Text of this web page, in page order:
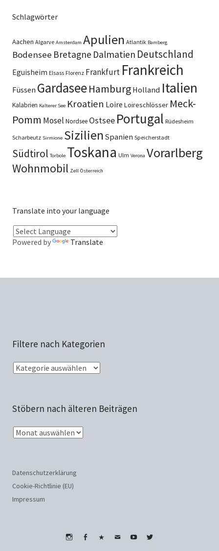
Schlagwörter
Aachen Algarve Amsterdam Apulien Atlantik Bamberg
Bodensee Bretagne Dalmatien Deutschland
Eguisheim Elsass Florenz Frankfurt Frankreich
Füssen GardaseeHamburg Holland Italien
Kalabrien Kalterer See Kroatien Loire Loireschlösser Meck-
Pomm Mosel Nordsee Ostsee Portugal Rüdesheim
Scharbeutz Sirmione Sizilien Spanien Speicherstadt
Südtirol Torbole Toskana Ulm Verona Vorarlberg
Wohnmobil Zell Österreich
Translate into your language
Powered by Translate
Filtere nach Kategorien
Stöbern nach älteren Beiträgen
Datenschutzerklärung
Cookie-Richtlinie (EU)
Impressum